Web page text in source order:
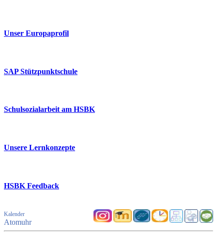
Unser Europaprofil
SAP Stützpunktschule
Schulsozialarbeit am HSBK
Unsere Lernkonzepte
HSBK Feedback
Kalender
Atomuhr